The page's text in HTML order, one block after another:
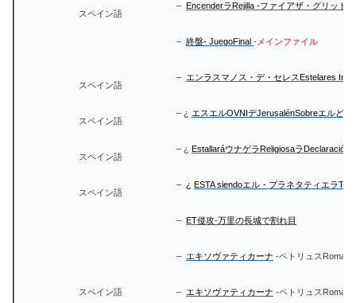
スペイン語
– EncenderラRejilla -ファイアザ・グリッド
– 終盤- JuegoFinal -メインファイル
スペイン語
– エンラスマノス・デ・セレスEstelares
スペイン語
– ¿ エスエルOVNIデJerusalénSobreエルど
スペイン語
– ¿ EstallaráウナゲラReligiosaラ
スペイン語
– ¿ ESTA siendoエル・プラネタティエラ
– ET侵攻-万里の長城で割れ目
– エキソヴァティカーナ -ペトリュス
スペイン語 – エキソヴァティカーナ -ペトリュス